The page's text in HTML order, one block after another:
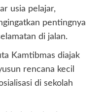
usia pelajar,
pentingnya
di jalan.
Kamtibmas diajak
rencana kecil
di sekolah